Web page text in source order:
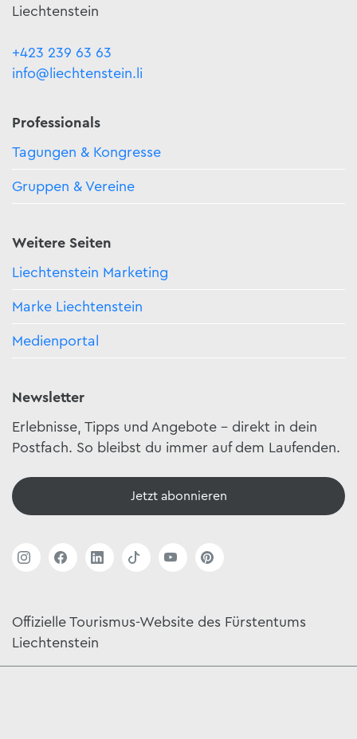
Liechtenstein
+423 239 63 63
info@liechtenstein.li
Professionals
Tagungen & Kongresse
Gruppen & Vereine
Weitere Seiten
Liechtenstein Marketing
Marke Liechtenstein
Medienportal
Newsletter
Erlebnisse, Tipps und Angebote – direkt in dein
Postfach. So bleibst du immer auf dem Laufenden.
Jetzt abonnieren
Offizielle Tourismus-Website des Fürstentums
Liechtenstein